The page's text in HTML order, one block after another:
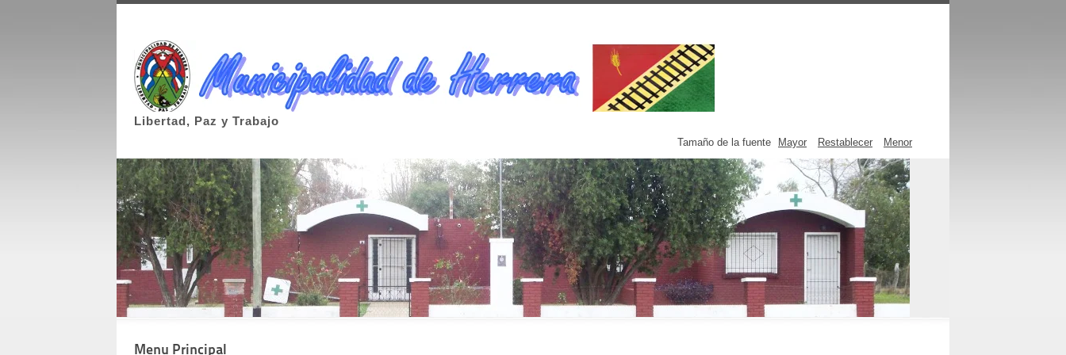
Libertad, Paz y Trabajo
Tamaño de la fuente Mayor Restablecer Menor
Menu Principal